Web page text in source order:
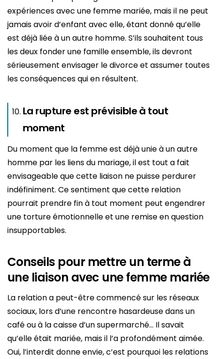
expériences avec une femme mariée, mais il ne peut
jamais avoir d’enfant avec elle, étant donné qu’elle
est déjà liée à un autre homme. S’ils souhaitent tous
les deux fonder une famille ensemble, ils devront
sérieusement envisager le divorce et assumer toutes
les conséquences qui en résultent.
La rupture est prévisible à tout
moment
Du moment que la femme est déjà unie à un autre
homme par les liens du mariage, il est tout a fait
envisageable que cette liaison ne puisse perdurer
indéfiniment. Ce sentiment que cette relation
pourrait prendre fin à tout moment peut engendrer
une torture émotionnelle et une remise en question
insupportables.
Conseils pour mettre un terme à
une liaison avec une femme mariée
La relation a peut-être commencé sur les réseaux
sociaux, lors d’une rencontre hasardeuse dans un
café ou à la caisse d’un supermarché… Il savait
qu’elle était mariée, mais il l’a profondément aimée.
Oui, l’interdit donne envie, c’est pourquoi les relations